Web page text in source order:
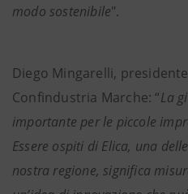
modo sostenibile".
Diego Mingarelli,
Confindustria Marche: “La
importante per le piccole
Essere ospiti di Elica, una
nostra regione, significa